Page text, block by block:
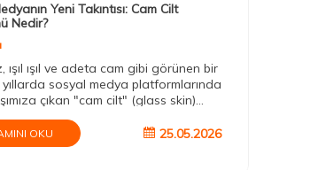
Yeni Takıntısı: Cam Cilt
Nedir?
ışıl ışıl ve adeta cam gibi görünen bir
yıllarda sosyal medya platformlarında
çıkan "cam cilt" (glass skin)
kişinin güzellik rutinini
Peki gerçekten herkes cam cilt
ulaşabilir mi, yoksa bu akım dijital
OKU 25.05.2026